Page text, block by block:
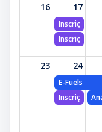
16 17
Inscrições:
Inscrições: E-
23 24
E-Fuels
Inscrições: